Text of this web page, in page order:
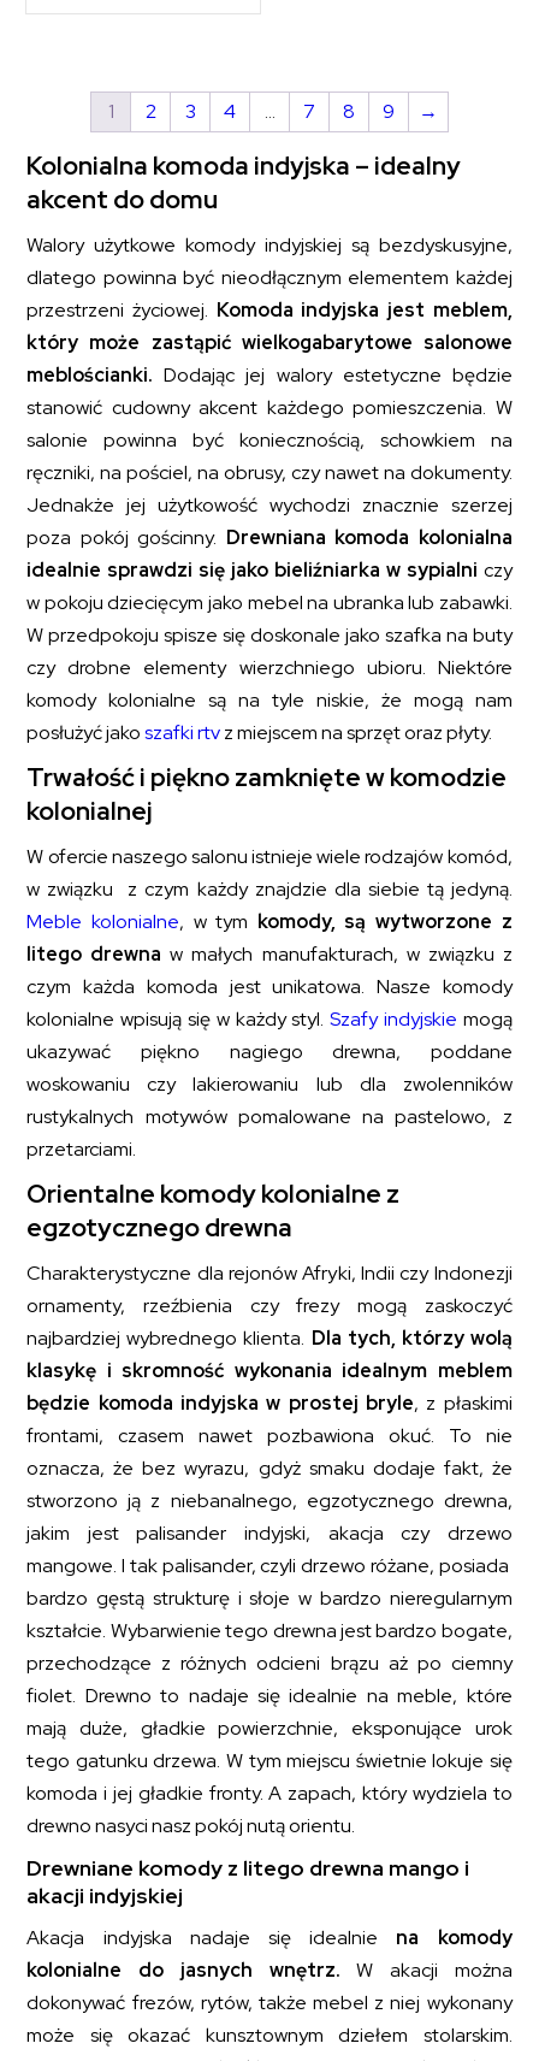
1 2 3 4 … 7 8 9 →
Kolonialna komoda indyjska – idealny
akcent do domu
Walory użytkowe komody indyjskiej są bezdyskusyjne,
dlatego powinna być nieodłącznym elementem każdej
przestrzeni życiowej. Komoda indyjska jest meblem,
który może zastąpić wielkogabarytowe salonowe
meblościanki. Dodając jej walory estetyczne będzie
stanowić cudowny akcent każdego pomieszczenia. W
salonie powinna być koniecznością, schowkiem na
ręczniki, na pościel, na obrusy, czy nawet na dokumenty.
Jednakże jej użytkowość wychodzi znacznie szerzej
poza pokój gościnny. Drewniana komoda kolonialna
idealnie sprawdzi się jako bieliźniarka w sypialni czy
w pokoju dziecięcym jako mebel na ubranka lub zabawki.
W przedpokoju spisze się doskonale jako szafka na buty
czy drobne elementy wierzchniego ubioru. Niektóre
komody kolonialne są na tyle niskie, że mogą nam
posłużyć jakoszafki rtvz miejscem na sprzęt oraz płyty.
Trwałość i piękno zamknięte w komodzie
kolonialnej
W ofercie naszego salonu istnieje wiele rodzajów komód,
w związku z czym każdy znajdzie dla siebie tą jedyną.
Meble kolonialne, w tym komody, są wytworzone z
litego drewna w małych manufakturach, w związku z
czym każda komoda jest unikatowa. Nasze komody
kolonialne wpisują się w każdy styl.Szafy indyjskie mogą
ukazywać piękno nagiego drewna, poddane
woskowaniu czy lakierowaniu lub dla zwolenników
rustykalnych motywów pomalowane na pastelowo, z
przetarciami.
Orientalne komody kolonialne z
egzotycznego drewna
Charakterystyczne dla rejonów Afryki, Indii czy Indonezji
ornamenty, rzeźbienia czy frezy mogą zaskoczyć
najbardziej wybrednego klienta. Dla tych, którzy wolą
klasykę i skromność wykonania idealnym meblem
będzie komoda indyjska w prostej bryle, z płaskimi
frontami, czasem nawet pozbawiona okuć. To nie
oznacza, że bez wyrazu, gdyż smaku dodaje fakt, że
stworzono ją z niebanalnego, egzotycznego drewna,
jakim jest palisander indyjski, akacja czy drzewo
mangowe. I tak palisander, czyli drzewo różane, posiada
bardzo gęstą strukturę i słoje w bardzo nieregularnym
kształcie. Wybarwienie tego drewna jest bardzo bogate,
przechodzące z różnych odcieni brązu aż po ciemny
fiolet. Drewno to nadaje się idealnie na meble, które
mają duże, gładkie powierzchnie, eksponujące urok
tego gatunku drzewa. W tym miejscu świetnie lokuje się
komoda i jej gładkie fronty. A zapach, który wydziela to
drewno nasyci nasz pokój nutą orientu.
Drewniane komody z litego drewna mango i
akacji indyjskiej
Akacja indyjska nadaje się idealnie na komody
kolonialne do jasnych wnętrz. W akacji można
dokonywać frezów, rytów, także mebel z niej wykonany
może się okazać kunsztownym dziełem stolarskim.